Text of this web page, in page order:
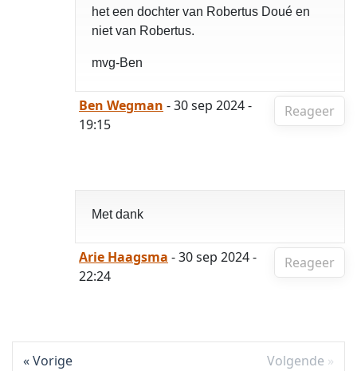
het een dochter van Robertus Doué en
niet van Robertus.
mvg-Ben
Reageer
Ben Wegman - 30 sep 2024 -
19:15
Met dank
Reageer
Arie Haagsma - 30 sep 2024 -
22:24
Vorige Volgende